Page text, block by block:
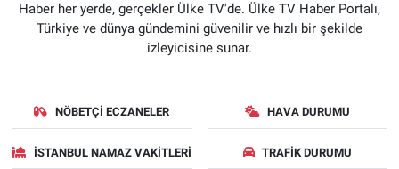
Haber her yerde, gerçekler Ülke TV'de. Ülke TV Haber Portalı,
Türkiye ve dünya gündemini güvenilir ve hızlı bir şekilde
izleyicisine sunar.
NÖBETÇI ECZANELER HAVA DURUMU
İSTANBUL NAMAZ VAKITLERI TRAFIK DURUMU